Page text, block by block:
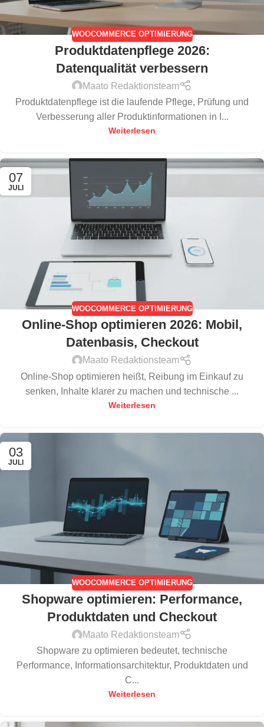
WOOCOMMERCE OPTIMIERUNG
Produktdatenpflege 2026:
Datenqualität verbessern
Maato Redaktionsteam
Produktdatenpflege ist die laufende Pflege, Prüfung und
Verbesserung aller Produktinformationen in I...
Weiterlesen
07
JULI
WOOCOMMERCE OPTIMIERUNG
Online-Shop optimieren 2026: Mobil,
Datenbasis, Checkout
Maato Redaktionsteam
Online-Shop optimieren heißt, Reibung im Einkauf zu
senken, Inhalte klarer zu machen und technische ...
Weiterlesen
03
JULI
WOOCOMMERCE OPTIMIERUNG
Shopware optimieren: Performance,
Produktdaten und Checkout
Maato Redaktionsteam
Shopware zu optimieren bedeutet, technische
Performance, Informationsarchitektur, Produktdaten und
C...
Weiterlesen